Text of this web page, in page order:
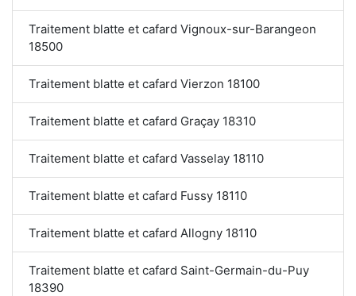
Traitement blatte et cafard Vignoux-sur-Barangeon
18500
Traitement blatte et cafard Vierzon 18100
Traitement blatte et cafard Graçay 18310
Traitement blatte et cafard Vasselay 18110
Traitement blatte et cafard Fussy 18110
Traitement blatte et cafard Allogny 18110
Traitement blatte et cafard Saint-Germain-du-Puy
18390